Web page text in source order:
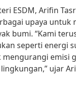
ESDM, Arifin
upaya
bumi. “Kami
seperti energi
emisi
ujar